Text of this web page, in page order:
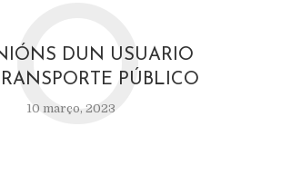
DUN USUARIO
PÚBLICO
10 março, 2023
O